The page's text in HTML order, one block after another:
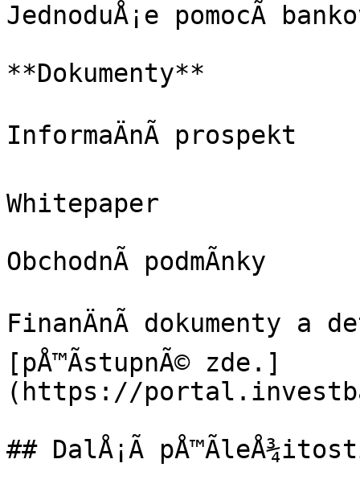
JednoduÅ¡e pomocÃ­
**Dokumenty**
InformaÄnÃ­ prospekt
Whitepaper
ObchodnÃ­ podmÃ­nky
FinanÄnÃ­ dokumenty
[pÅ™Ã­stupnÃ© zde.]
(https://
## DalÅ¡Ã­